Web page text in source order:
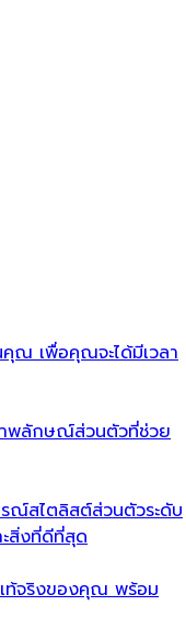
คุณ เพื่อคุณจะได้มีเวลา
พลักษณ์ส่วนตัวที่ช่วย
รณ์สไตลิสต์ส่วนตัวระดับ
สิ่งที่ดีที่สุด
ท้จริงของคุณ พร้อม